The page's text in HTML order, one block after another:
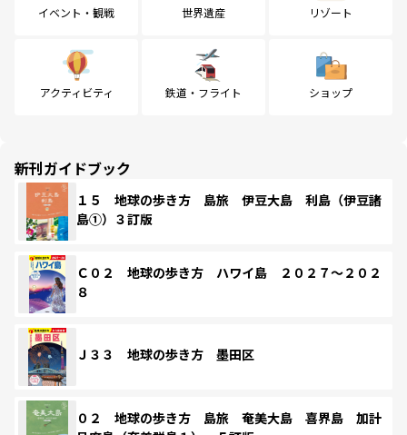
イベント・観戦 世界遺産 リゾート
アクティビティ 鉄道・フライト ショップ
新刊ガイドブック
１５ 地球の歩き方 島旅 伊豆大島 利島（伊豆諸
島①）３訂版
Ｃ０２ 地球の歩き方 ハワイ島 ２０２７～２０２
８
Ｊ３３ 地球の歩き方 墨田区
０２ 地球の歩き方 島旅 奄美大島 喜界島 加計